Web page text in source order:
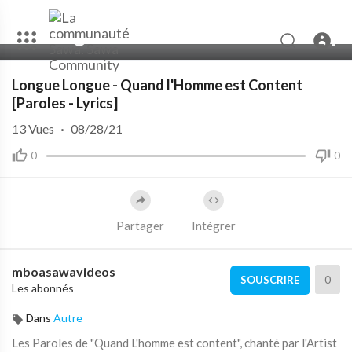
00:00 07:51
Longue Longue - Quand l'Homme est Content
[Paroles - Lyrics]
0 0
13Vues · 08/28/21
Partager Intégrer
mboasawavideos
Les abonnés
SOUSCRIRE 0
Dans Autre
Les Paroles de "Quand L'homme est content", chanté par l'Artist